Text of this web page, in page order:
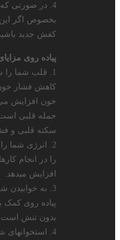
4. در صورتی
بخصوص اگر این
کفش جدید
پیاده روی
1. قلب شما را
کاهش فشار خون
خون افزایش
حمله قلبی است.
سکته قلبی و
2. انرژی شما
را در انجام
افزایش میدهد.
3. به خوابیدن
پیاده روی
بدون تنش
4. استخوانهای